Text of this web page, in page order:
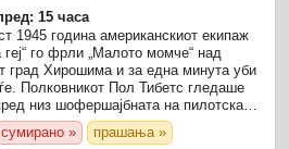
15 часа
1945 година американскиот екипаж
геј“ го фрли „Малото момче“ над
град Хирошима и за една минута уби
Полковникот Пол Тибетс гледаше
низ шофершајбната на пилотската
американскиот бомбардер Б-29.
сумирано » прашања »